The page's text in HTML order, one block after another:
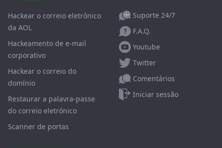
Hackear o correio eletrónico
da AOL
Hackeamento de e-mail
corporativo
Hackear o correio do
domínio
Restaurar a palavra-passe
do correio eletrónico
Scanner de portas
Suporte 24/7
F.A.Q.
Youtube
Twitter
Comentários
Iniciar sessão